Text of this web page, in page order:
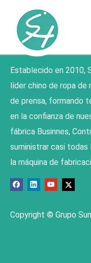
Establecido en 2010,
líder chino de ropa de
de prensa, formando
en la confianza de
fábrica Businnes,
suministrar casi todas
la máquina de
Copyright © Grupo